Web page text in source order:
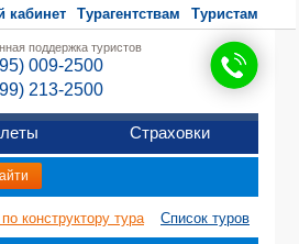
кабинет Турагентствам Туристам
поддержка туристов
009-2500
213-2500
Страховки
конструктору тура Список туров